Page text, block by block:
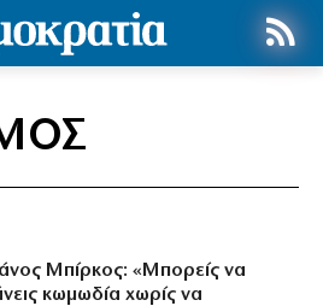
Μπίρκος: «Μπορείς να
κωμωδία χωρίς να